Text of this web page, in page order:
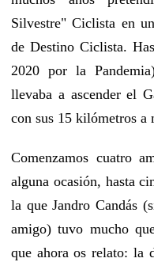
Silvestre" Ciclista en
de Destino Ciclista.
2020 por la
llevaba a ascender el
con sus 15 kilómetros a
Comenzamos cuatro
alguna ocasión, hasta
la que Jandro Candás
amigo) tuvo mucho
que ahora os relato: la